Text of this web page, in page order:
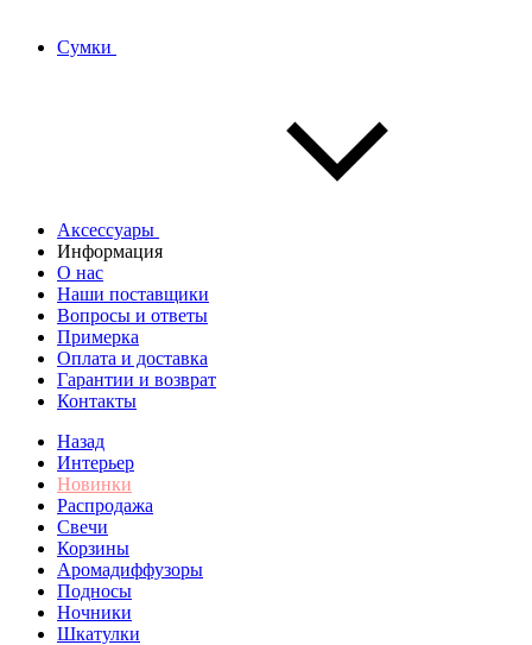
Сумки
Аксессуары
Информация
О нас
Наши поставщики
Вопросы и ответы
Примерка
Оплата и доставка
Гарантии и возврат
Контакты
Назад
Интерьер
Новинки
Распродажа
Свечи
Корзины
Аромадиффузоры
Подносы
Ночники
Шкатулки